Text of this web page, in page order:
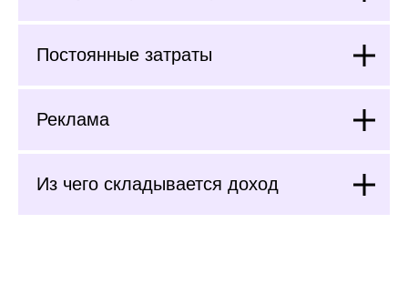
Постоянные затраты
Реклама
Из чего складывается доход